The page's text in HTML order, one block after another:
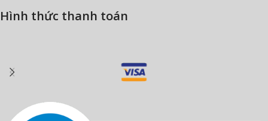
Hình thức thanh toán